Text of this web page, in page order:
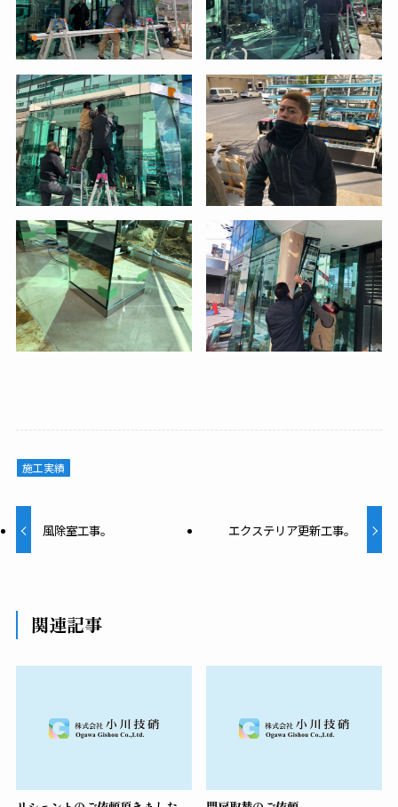
施工実績
風除室工事。 エクステリア更新工事。
関連記事